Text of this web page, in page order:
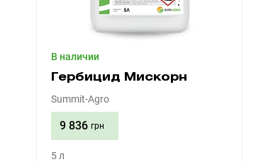
В наличии
Гербицид Мискорн
Summit-Agro
9 836 грн
5 л